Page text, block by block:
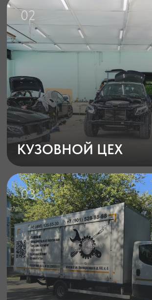
ПЕРЕВОЗКА И ЭВАКУАЦИЯ
АВТОМОБИЛЕЙ
Ключевыемарки автомобилей,
которые мы обслуживаем
Важно выбрать квалифицированный
сервис для достижения наилучших
результатов
Преимущества работы с нами
ПАИТИНГ–СЕРВИС
Профессиональные сотрудники
Полный цикл работ